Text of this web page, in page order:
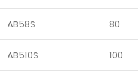
AB58S 80
AB510S 100